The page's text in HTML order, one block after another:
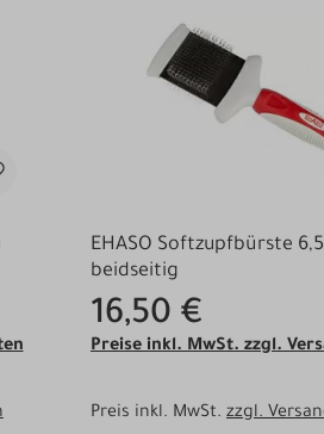
EHASO Softzupfbürste
beidseitig
16,50 €
Preise inkl. MwSt. zzgl.
Preis inkl. MwSt. zzgl.